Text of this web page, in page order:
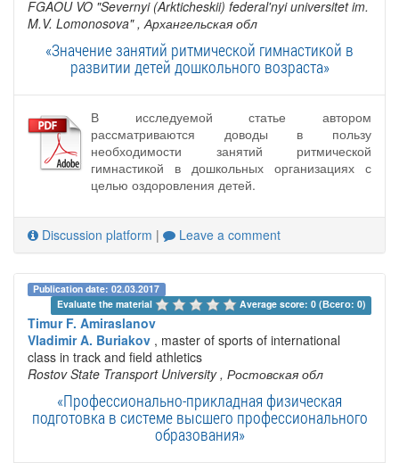
FGAOU VO "Severnyi (Arkticheskii) federal'nyi universitet im.
M.V. Lomonosova" , Архангельская обл
«Значение занятий ритмической гимнастикой в
развитии детей дошкольного возраста»
В исследуемой статье автором
рассматриваются доводы в пользу
необходимости занятий ритмической
гимнастикой в дошкольных организациях с
целью оздоровления детей.
Discussion platform | Leave a comment
Publication date: 02.03.2017
Evaluate the material
Average score: 0 (Всего: 0)
Timur F. Amiraslanov
Vladimir A. Buriakov , master of sports of international
class in track and field athletics
Rostov State Transport University , Ростовская обл
«Профессионально-прикладная физическая
подготовка в системе высшего профессионального
образования»